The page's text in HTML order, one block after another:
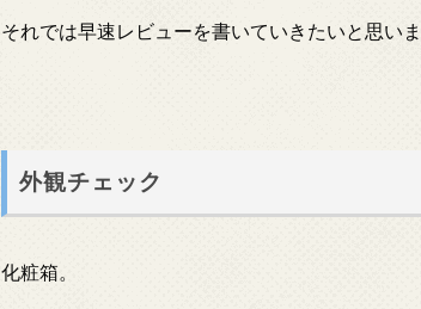
それでは早速レビューを書いていきたいと思いま
外観チェック
化粧箱。